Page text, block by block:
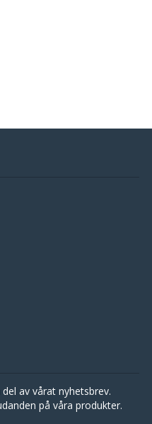
av vårat nyhetsbrev.
på våra produkter.